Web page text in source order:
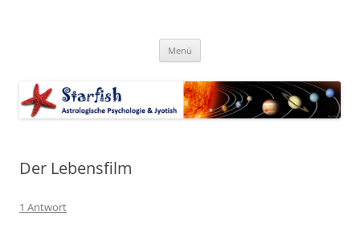
Menü
Der Lebensfilm
1 Antwort